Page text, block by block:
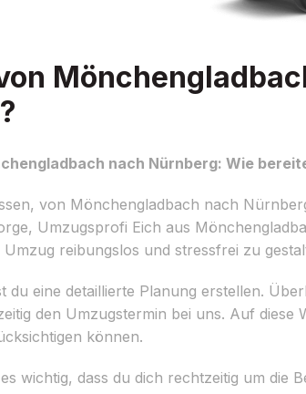
nach Nürnberg: Wie
von Mönchengladbach nach
Umzugsprofi Eich aus
Umzug reibungslos und stressfrei zu
du eine detaillierte Planung erstellen.
den Umzugstermin bei uns. Auf
können.
wichtig, dass du dich rechtzeitig um